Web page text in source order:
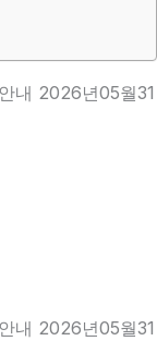
내 2026년05월31
내 2026년05월31